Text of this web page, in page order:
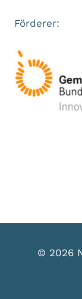
Förderer:
© 2026